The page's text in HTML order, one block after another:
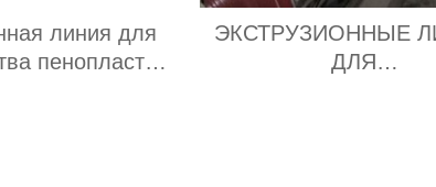
линия для
пенопласта
ЭКСТРУЗИОННЫЕ
ДЛЯ